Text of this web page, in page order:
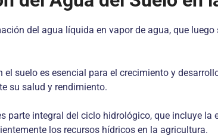
del agua líquida en vapor de agua, que
el suelo es esencial para el crecimiento y
su salud y rendimiento.
parte integral del ciclo hidrológico, que incluye
los recursos hídricos en la agricultura.